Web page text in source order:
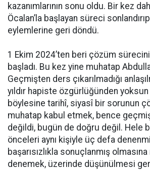
kazanımlarının sonu oldu. Bir kez
Öcalan’la başlayan süreci
eylemlerine geri döndü.
1 Ekim 2024’ten beri çözüm
başladı. Bu kez yine muhatap
Geçmişten ders çıkarılmadığı
yıldır hapiste özgürlüğünden
böylesine tarihî, siyasî bir sorunun
muhatap kabul etmek, bence
değildi, bugün de doğru değil. Hele
önceleri aynı kişiyle üç defa
başarısızlıkla sonuçlanmış
denemek, üzerinde düşünülmesi